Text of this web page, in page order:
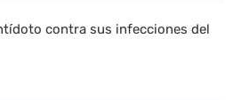
contra sus infecciones del